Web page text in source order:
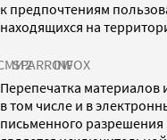
к предпочтениям
находящихся на
SPARROWINFOX
Перепечатка
в том числе и в
письменного